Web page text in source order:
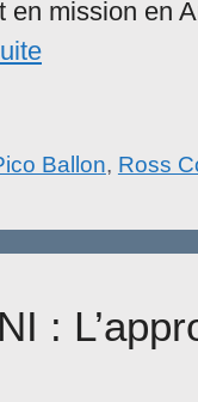
mission en
Ballon, Ross
: